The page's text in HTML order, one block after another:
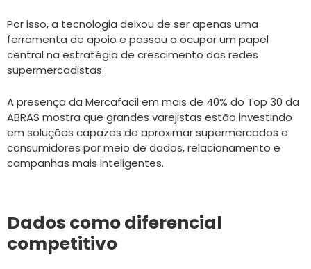
Por isso, a tecnologia deixou de ser apenas uma
ferramenta de apoio e passou a ocupar um papel
central na estratégia de crescimento das redes
supermercadistas.
A presença da Mercafacil em mais de 40% do Top 30 da
ABRAS mostra que grandes varejistas estão investindo
em soluções capazes de aproximar supermercados e
consumidores por meio de dados, relacionamento e
campanhas mais inteligentes.
Dados como diferencial
competitivo